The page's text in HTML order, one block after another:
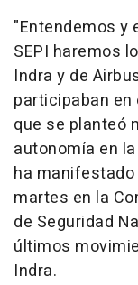
"Entendemos y
SEPI haremos
Indra y de
participaban en
que se planteó
autonomía en
ha
martes en la
de Seguridad
últimos
Indra.